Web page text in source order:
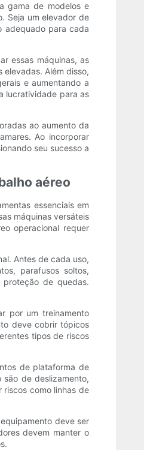
gama de modelos e
Seja um elevador de
adequado para cada
essas máquinas, as
Além disso,
e aumentando a
lucratividade para as
ao aumento da
Ao incorporar
seu sucesso a
aéreo
essenciais em
máquinas versáteis
operacional requer
Antes de cada uso,
parafusos soltos,
de quedas.
por um treinamento
deve cobrir tópicos
tipos de riscos
de plataforma de
de deslizamento,
como linhas de
deve ser
devem manter o